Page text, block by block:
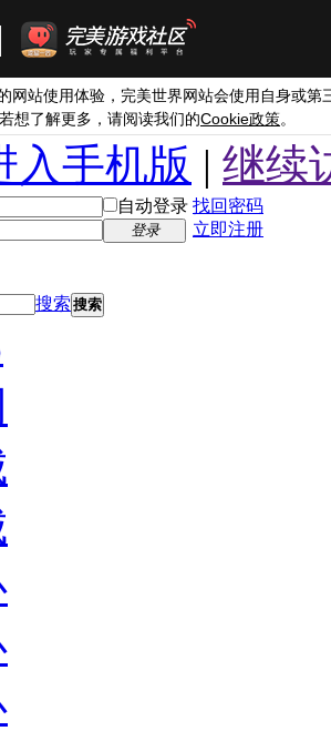
网站使用体验，完美世界网站会使用自身或第
想了解更多，请阅读我们的Cookie政策。
入手机版 | 继续
自动登录 找回密码
登录 立即注册
搜索 搜索